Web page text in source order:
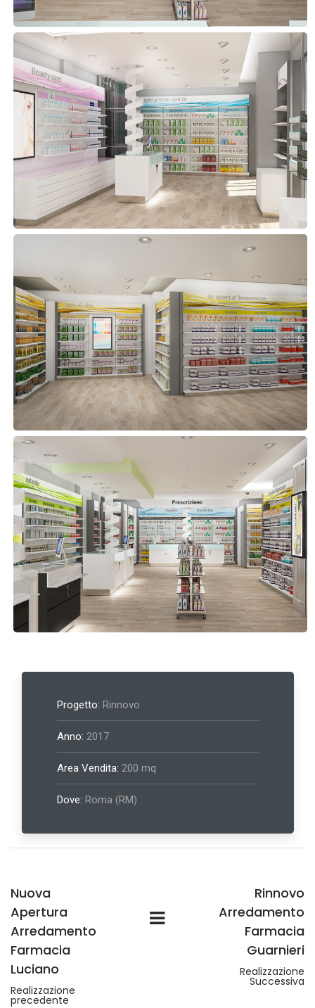
Progetto: Rinnovo
Anno: 2017
Area Vendita: 200 mq
Dove: Roma (RM)
Nuova
Apertura
Arredamento
Farmacia
Luciano
Realizzazione
precedente
Rinnovo
Arredamento
Farmacia
Guarnieri
Realizzazione
Successiva